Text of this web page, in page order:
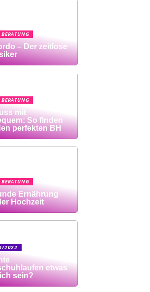
BERATUNG
– Der zeitlose
BERATUNG
mit
So finden
perfekten BH
BERATUNG
Ernährung
Hochzeit
2022
etwas
sein?